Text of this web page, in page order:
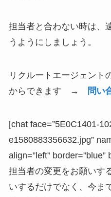
担当者と合わない時は、
うようにしましょう。
リクルートエージェント
からできます →
問い
[chat face=”5E0C1401-
e1580883356632.jpg”
align=”left” border=”blue”
担当者の変更をお願いす
いするだけでなく、今ま